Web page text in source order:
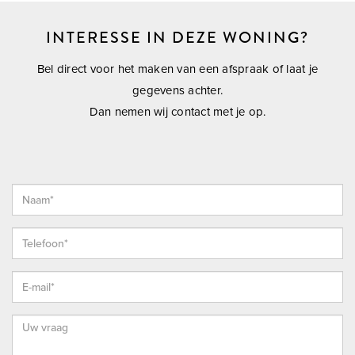
ruimschoots aan zijn trekken op verstilde buitenwegen en de
griendbossen langs de Oude Maas.
Dat is mogelijk tijdens kantooruren, maar ook ’s avonds en
op zaterdag. Bekijk onze website voor extra informatie over
ons kantoor.
---------- EIGEN NVM MAKELAAR ----------
Vrieling Makelaars behartigt de belangen van de verkopende
INTERESSE IN DEZE WONING?
Bel direct voor het maken van een afspraak of laat je
gegevens achter.
Dan nemen wij contact met je op.